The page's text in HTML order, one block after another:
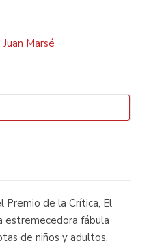
Marsé
Premio de la Crítica, El
estremecedora fábula
de niños y adultos,